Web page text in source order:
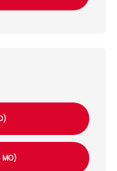
MO)